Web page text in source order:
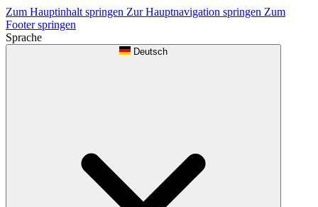
Zum Hauptinhalt springen Zur Hauptnavigation springen Zum
Footer springen
Sprache
Deutsch